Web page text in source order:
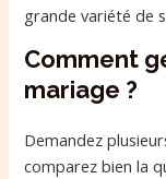
grande variété de
Comment
mariage ?
Demandez
comparez bien la